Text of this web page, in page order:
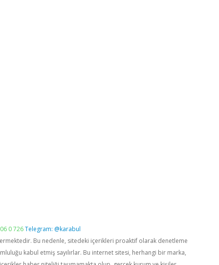
0 726Telegram: @karabul
Bu nedenle, sitedeki içerikleri proaktif olarak denetleme
kabul etmiş sayılırlar. Bu internet sitesi, herhangi bir marka,